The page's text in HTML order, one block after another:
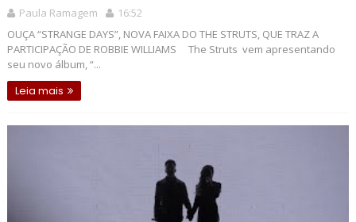
Paula Ramagem
16:52
OUÇA “STRANGE DAYS”, NOVA FAIXA DO THE STRUTS, QUE TRAZ A
PARTICIPAÇÃO DE ROBBIE WILLIAMS The Struts vem apresentando
seu novo álbum, “...
Leia mais